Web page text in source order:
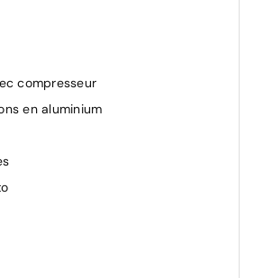
compresseur
en aluminium